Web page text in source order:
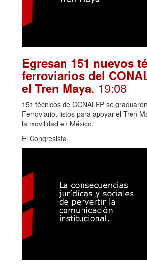
Egresan 151 nuevos
ferroviarios del
el Tren Maya. 19:08
151 técnicos de CONALEP se
Ferroviario, listos para apoyar el Tren
la movilidad en México.
El Congresista